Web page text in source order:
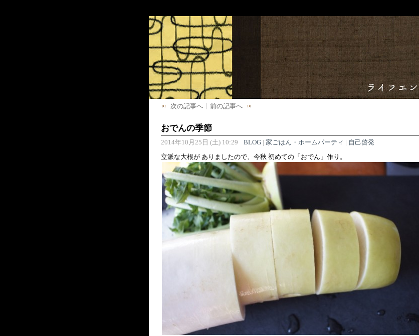
次の記事へ 前の記事へ
おでんの季節
2014年10月25日 (土) 10:29 BLOG| 家ごはん・ホームパーティ | 自己啓発
立派な大根が ありましたので、今秋 初めての「おでん」作り。